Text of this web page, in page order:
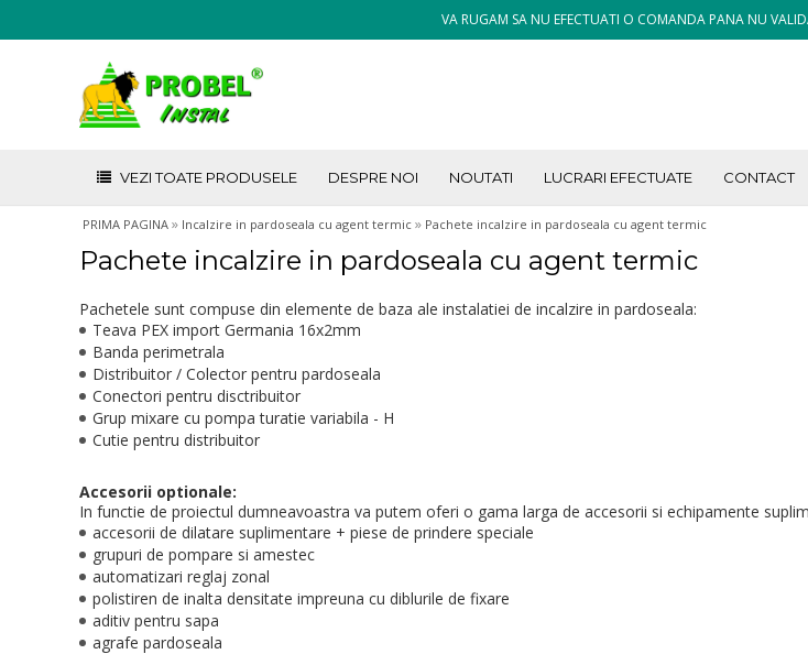
VA RUGAM SA NU EFECTUATI O COMANDA PANA NU
VEZI TOATE PRODUSELE DESPRE NOI NOUTATI LUCRARI EFECTUATE CONTACT
PRIMA PAGINA » Incalzire in pardoseala cu agent termic » Pachete incalzire in pardoseala cu agent termic
Pachete incalzire in pardoseala cu agent termic
Pachetele sunt compuse din elemente de baza ale instalatiei de incalzire in pardoseala:
Teava PEX import Germania 16x2mm
Banda perimetrala
Distribuitor / Colector pentru pardoseala
Conectori pentru disctribuitor
Grup mixare cu pompa turatie variabila - H
Cutie pentru distribuitor
Accesorii optionale:
In functie de proiectul dumneavoastra va putem oferi o gama larga de accesorii si echipamente
accesorii de dilatare suplimentare + piese de prindere speciale
grupuri de pompare si amestec
automatizari reglaj zonal
polistiren de inalta densitate impreuna cu diblurile de fixare
aditiv pentru sapa
agrafe pardoseala